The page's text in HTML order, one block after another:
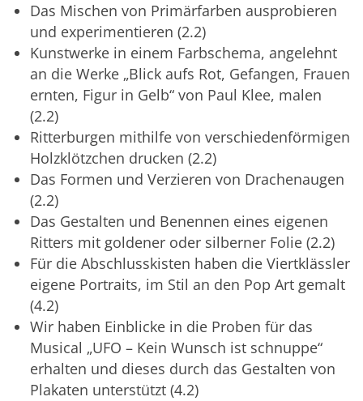
Das Mischen von Primärfarben ausprobieren
und experimentieren (2.2)
Kunstwerke in einem Farbschema, angelehnt
an die Werke „Blick aufs Rot, Gefangen, Frauen
ernten, Figur in Gelb“ von Paul Klee, malen
(2.2)
Ritterburgen mithilfe von verschiedenförmigen
Holzklötzchen drucken (2.2)
Das Formen und Verzieren von Drachenaugen
(2.2)
Das Gestalten und Benennen eines eigenen
Ritters mit goldener oder silberner Folie (2.2)
Für die Abschlusskisten haben die Viertklässler
eigene Portraits, im Stil an den Pop Art gemalt
(4.2)
Wir haben Einblicke in die Proben für das
Musical „UFO – Kein Wunsch ist schnuppe“
erhalten und dieses durch das Gestalten von
Plakaten unterstützt (4.2)